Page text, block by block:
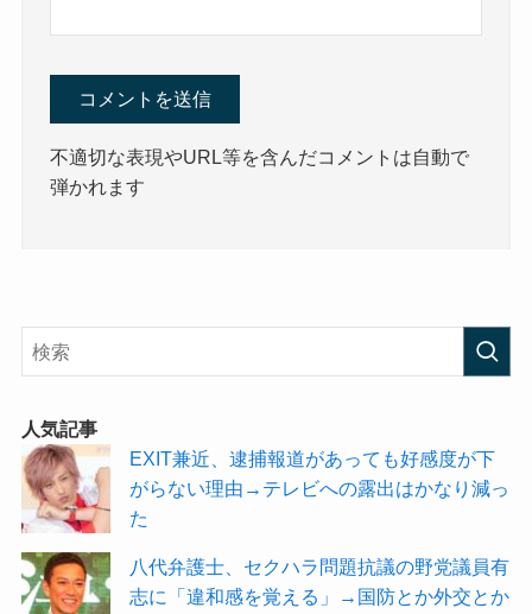
不適切な表現やURL等を含んだコメントは自動で
弾かれます
人気記事
EXIT兼近、逮捕報道があっても好感度が下
がらない理由→テレビへの露出はかなり減っ
た
八代弁護士、セクハラ問題抗議の野党議員有
志に「違和感を覚える」→国防とか外交とか